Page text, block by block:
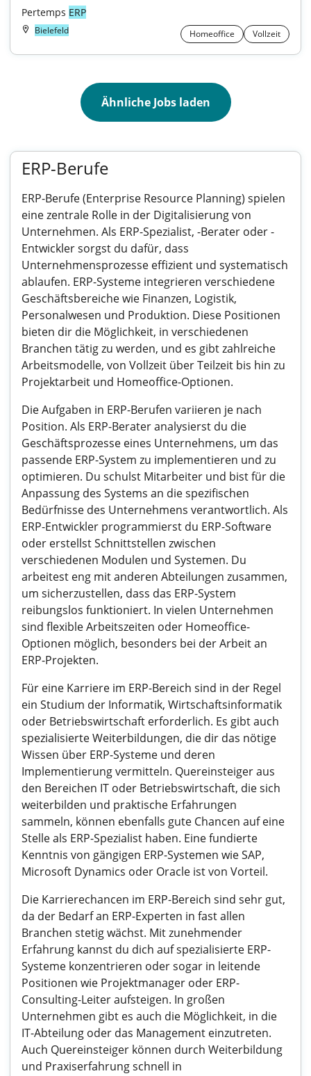
Pertemps ERP
Bielefeld Homeoffice Vollzeit
Ähnliche Jobs laden
ERP-Berufe
ERP-Berufe (Enterprise Resource Planning) spielen
eine zentrale Rolle in der Digitalisierung von
Unternehmen. Als ERP-Spezialist, -Berater oder -
Entwickler sorgst du dafür, dass
Unternehmensprozesse effizient und systematisch
ablaufen. ERP-Systeme integrieren verschiedene
Geschäftsbereiche wie Finanzen, Logistik,
Personalwesen und Produktion. Diese Positionen
bieten dir die Möglichkeit, in verschiedenen
Branchen tätig zu werden, und es gibt zahlreiche
Arbeitsmodelle, von Vollzeit über Teilzeit bis hin zu
Projektarbeit und Homeoffice-Optionen.
Die Aufgaben in ERP-Berufen variieren je nach
Position. Als ERP-Berater analysierst du die
Geschäftsprozesse eines Unternehmens, um das
passende ERP-System zu implementieren und zu
optimieren. Du schulst Mitarbeiter und bist für die
Anpassung des Systems an die spezifischen
Bedürfnisse des Unternehmens verantwortlich. Als
ERP-Entwickler programmierst du ERP-Software
oder erstellst Schnittstellen zwischen
verschiedenen Modulen und Systemen. Du
arbeitest eng mit anderen Abteilungen zusammen,
um sicherzustellen, dass das ERP-System
reibungslos funktioniert. In vielen Unternehmen
sind flexible Arbeitszeiten oder Homeoffice-
Optionen möglich, besonders bei der Arbeit an
ERP-Projekten.
Für eine Karriere im ERP-Bereich sind in der Regel
ein Studium der Informatik, Wirtschaftsinformatik
oder Betriebswirtschaft erforderlich. Es gibt auch
spezialisierte Weiterbildungen, die dir das nötige
Wissen über ERP-Systeme und deren
Implementierung vermitteln. Quereinsteiger aus
den Bereichen IT oder Betriebswirtschaft, die sich
weiterbilden und praktische Erfahrungen
sammeln, können ebenfalls gute Chancen auf eine
Stelle als ERP-Spezialist haben. Eine fundierte
Kenntnis von gängigen ERP-Systemen wie SAP,
Microsoft Dynamics oder Oracle ist von Vorteil.
Die Karrierechancen im ERP-Bereich sind sehr gut,
da der Bedarf an ERP-Experten in fast allen
Branchen stetig wächst. Mit zunehmender
Erfahrung kannst du dich auf spezialisierte ERP-
Systeme konzentrieren oder sogar in leitende
Positionen wie Projektmanager oder ERP-
Consulting-Leiter aufsteigen. In großen
Unternehmen gibt es auch die Möglichkeit, in die
IT-Abteilung oder das Management einzutreten.
Auch Quereinsteiger können durch Weiterbildung
und Praxiserfahrung schnell in